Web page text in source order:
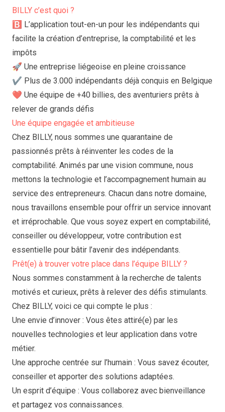
BILLY c’est quoi ?
🅱️ L’application tout-en-un pour les indépendants qui
facilite la création d’entreprise, la comptabilité et les
impôts
🚀 Une entreprise liégeoise en pleine croissance
✔ Plus de 3.000 indépendants déjà conquis en Belgique
❤ Une équipe de +40 billies, des aventuriers prêts à
relever de grands défis
Une équipe engagée et ambitieuse
Chez BILLY, nous sommes une quarantaine de
passionnés prêts à réinventer les codes de la
comptabilité. Animés par une vision commune, nous
mettons la technologie et l’accompagnement humain au
service des entrepreneurs. Chacun dans notre domaine,
nous travaillons ensemble pour offrir un service innovant
et irréprochable. Que vous soyez expert en comptabilité,
conseiller ou développeur, votre contribution est
essentielle pour bâtir l’avenir des indépendants.
Prêt(e) à trouver votre place dans l’équipe BILLY ?
Nous sommes constamment à la recherche de talents
motivés et curieux, prêts à relever des défis stimulants.
Chez BILLY, voici ce qui compte le plus :
Une envie d’innover : Vous êtes attiré(e) par les
nouvelles technologies et leur application dans votre
métier.
Une approche centrée sur l’humain : Vous savez écouter,
conseiller et apporter des solutions adaptées.
Un esprit d’équipe : Vous collaborez avec bienveillance
et partagez vos connaissances.